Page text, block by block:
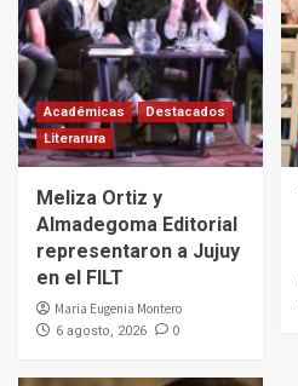
Académicas
Destacados
Literarura
Meliza Ortiz y
Almadegoma Editorial
representaron a Jujuy
en el FILT
Maria Eugenia Montero
6 agosto, 2026 0